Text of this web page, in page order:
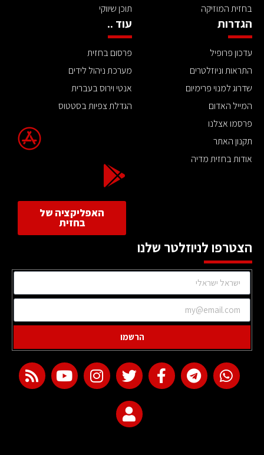
בחזית המוזיקה
תוכן שיווקי
הגדרות
עדכון פרופיל
התראות וניוזלטרים
שדרוג למנוי פרימיום
המייל האדום
פרסמו אצלנו
תקנון האתר
אודות בחזית מדיה
עוד ..
פרסום בחזית
מערכת ניהול לידים
אנטי וירוס בעברית
הגדלת צפיות בסטטוס
האפליקציה של
בחזית
הצטרפו לניוזלטר שלנו
הרשמו